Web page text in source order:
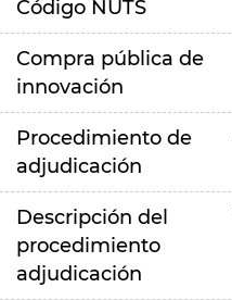
Código NUTS
Compra pública de
innovación
Procedimiento de
adjudicación
Descripción del
procedimiento
adjudicación